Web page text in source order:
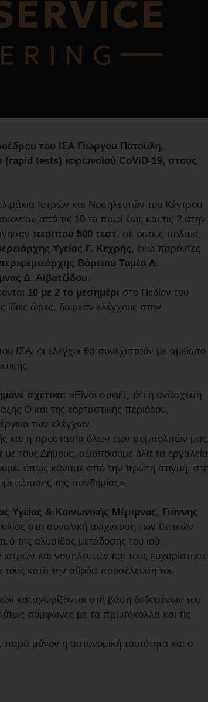
του ΙΣΑ Γιώργου Πατούλη,
(rapid tests) κορωνοϊού CoViD-19, στους
Ιατρών και Νοσηλευτών του Κέντρου
από τις 10 το πρωί έως και τις 2 στην
περίπου 500 τεστ, σε όσους πολίτες
Υγείας Γ. Κεχρής , ενώ παρόντες
Βόρειου Τομέα Λ.
Δ. Αϊβατζίδου.
10 με 2 το μεσημέρι στο Πεδίον του
ίδιες ώρες, δωρεάν ελέγχους στην
ΙΣΑ, οι έλεγχοι θα συνεχιστούν με αμείωτο
σχετικά: «Είναι σαφές, ότι η ανάσχεση
Ο και της εορταστικής περιόδου,
των ελέγχων.
και η προστασία όλων των συμπολιτών
τους Δήμους, αξιοποιούμε όλα τα εργαλεία
όπως κάναμε από την πρώτη στιγμή,
της πανδημίας».
Υγείας & Κοινωνικής Μέριμνας, Γιάννης
στη συνολική ανίχνευση των θετικών
της αλυσίδας μετάδοσης του ιού.
και νοσηλευτών και τους ευχαρίστησε
τους κατά την αθρόα προσέλευση του
καταχωρίζονται στη βάση δεδομένων του
σύμφωνες με τα πρωτόκολλα και τις
παρά μόνον η αστυνομική ταυτότητα και ο